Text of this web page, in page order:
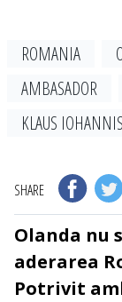
ROMANIA
AMBASADOR
KLAUS IOHANNIS
SHARE
Olanda nu
aderarea
Potrivit